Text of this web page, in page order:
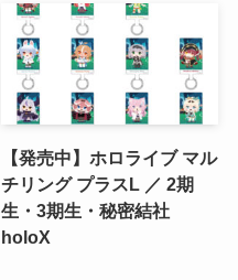
【発売中】ホロライブ マル
チリング プラスL ／ 2期
生・3期生・秘密結社
holoX